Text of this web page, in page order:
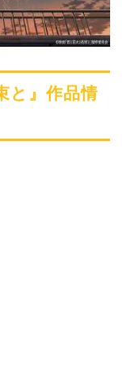
と』作品情